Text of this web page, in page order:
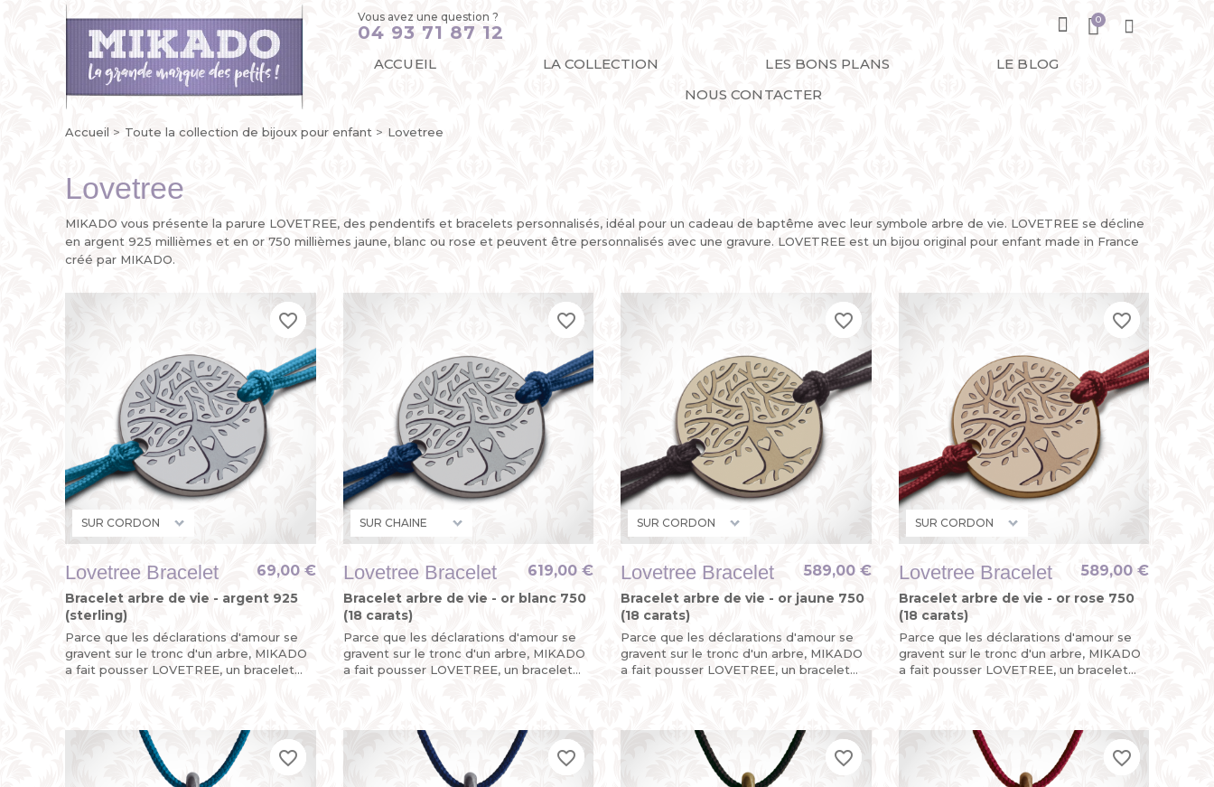
Vous avez une question ?
04 93 71 87 12
ACCUEIL LA COLLECTION LES BONS PLANS
LE BLOG
NOUS CONTACTER
Accueil Toute la collection de bijoux pour enfant Lovetree
Lovetree
MIKADO vous présente la parure LOVETREE, des pendentifs et bracelets personnalisés, idéal pour un cadeau de baptême avec leur symbole arbre de vie. LOVETREE se décline
en argent 925 millièmes et en or 750 millièmes jaune, blanc ou rose et peuvent être personnalisés avec une gravure. LOVETREE est un bijou original pour enfant made in France
créé par MIKADO.
Lovetree Bracelet
Bracelet arbre de vie - argent 925
(sterling)
Parce que les déclarations d'amour se
gravent sur le tronc d'un arbre, MIKADO
a fait pousser LOVETREE, un bracelet
69,00 €
favorite_border
favorite_border
favorite_border
Lovetree Bracelet
Bracelet arbre de vie - or blanc 750
(18 carats)
Parce que les déclarations d'amour se
gravent sur le tronc d'un arbre, MIKADO
a fait pousser LOVETREE, un bracelet
619,00 €
favorite_border
favorite_border
favorite_border
Lovetree Bracelet
Bracelet arbre de vie - or jaune 750
(18 carats)
Parce que les déclarations d'amour se
gravent sur le tronc d'un arbre, MIKADO
a fait pousser LOVETREE, un bracelet
589,00 €
favorite_border
favorite_border
favorite_border
Lovetree Bracelet
Bracelet arbre de vie - or rose 750
(18 carats)
Parce que les déclarations d'amour se
gravent sur le tronc d'un arbre, MIKADO
a fait pousser LOVETREE, un bracelet
589,00 €
favorite_border
favorite_border
favorite_border
favorite_border
favorite_border
favorite_border favorite_border
favorite_border
favorite_border favorite_border
favorite_border
favorite_border favorite_border
favorite_border
favorite_border